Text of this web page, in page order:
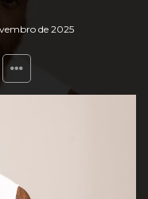
de 2025